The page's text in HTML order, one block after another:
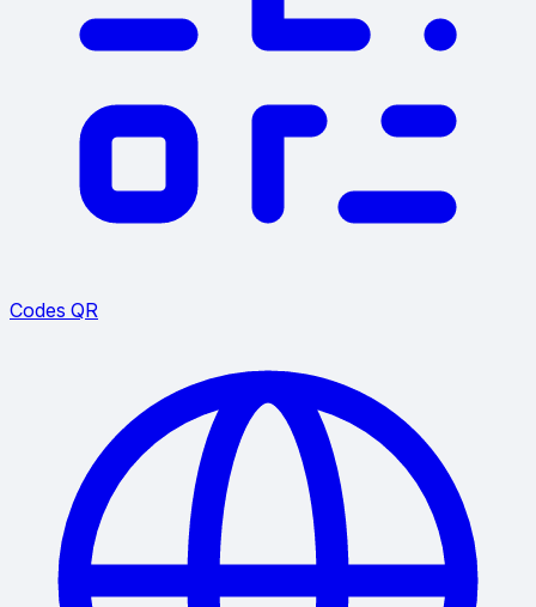
Codes QR